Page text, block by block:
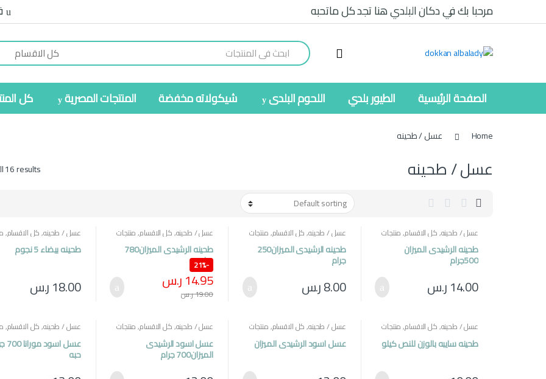
to
to
مرحبا بك في دكان البلدي هنا تجد كل ماتحبه
Search
for:
الصفحة الرئيسية الطيور بلدي اللحوم البلدى شيكولاته مخفضة المنتجات المصرية كل
Home عسل / طحينه
عسل / طحينه 16 results
عسل / طحينه,كل الاقسام,منتجات
مصرية
طحينه الرشيدى الميزان
500جرام
14.00ر.س
عسل / طحينه,كل الاقسام,منتجات
مصرية
طحينه الرشيدى الميزان250
جرام
8.00ر.س
عسل / طحينه,كل الاقسام,منتجات
مصرية
طحينه الرشيدى الميزان780
جرام
-
21%
14.95ر.س
19.00ر.س
عسل / طحينه,كل الاقسام,
مصرية
طحينه بيضاء 5 نجوم
18.00ر.س
عسل / طحينه,كل الاقسام,منتجات
مصرية
طحينه سايبه بالوزن للنص كيلو
عسل / طحينه,كل الاقسام,منتجات
مصرية
عسل اسود الرشيدى الميزان
عسل / طحينه,كل الاقسام,منتجات
مصرية
عسل اسود الرشيدى
الميزان700 جرام
عسل / طحينه,كل الاقسام,
مصرية
عسل
حبه